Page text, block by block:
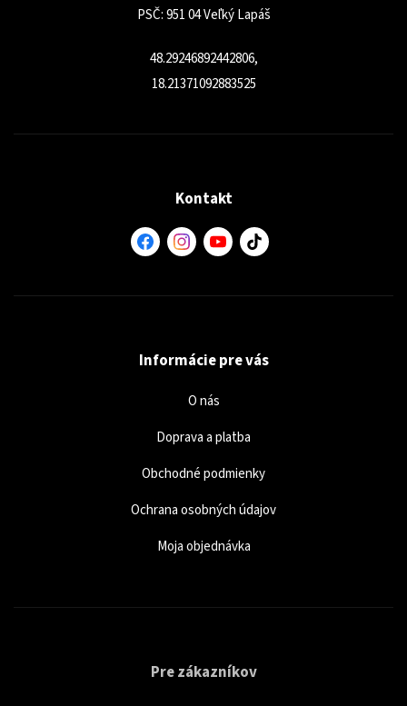
PSČ: 951 04 Veľký Lapáš
48.29246892442806,
18.21371092883525
Kontakt
Informácie pre vás
O nás
Doprava a platba
Obchodné podmienky
Ochrana osobných údajov
Moja objednávka
Pre zákazníkov